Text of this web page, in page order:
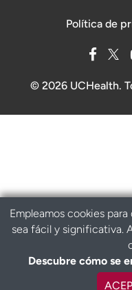
Política de
© 2026 UCHealth.
Empleamos cookies
sea fácil y significativa.
Descubre cómo se